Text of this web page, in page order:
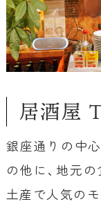
居酒屋
銀座通りの中
の他に、地元
土産で人気の